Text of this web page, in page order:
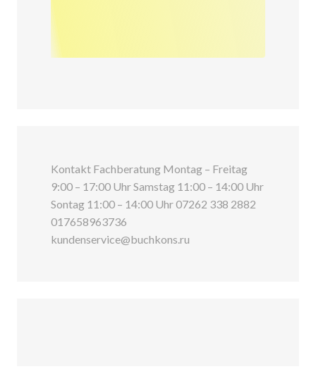
Kontakt Fachberatung Montag – Freitag
9:00 – 17:00 Uhr Samstag 11:00 – 14:00 Uhr
Sontag 11:00 – 14:00 Uhr 07262 338 2882
017658963736
kundenservice@buchkons.ru